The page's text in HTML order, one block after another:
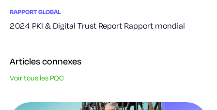
RAPPORT GLOBAL
2024 PKI & Digital Trust Report Rapport mondial
Articles connexes
Voir tous les PQC